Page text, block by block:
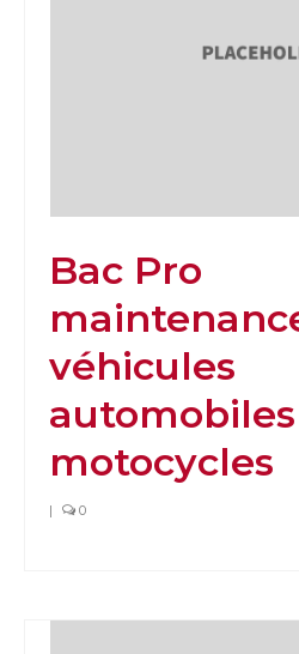
Bac Pro
véhicules
motocycles
| 0